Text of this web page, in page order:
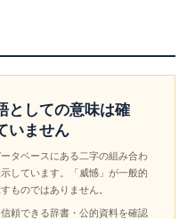
としての意味は確
いません
タベースにある二字の組み合わ
しています。「威憾」が一般的
ものではありません。
頼できる辞書・公的資料を確認